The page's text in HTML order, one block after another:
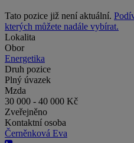
Tato pozice již není aktuální.
kterých můžete nadále vybírat.
Lokalita
Obor
Energetika
Druh pozice
Plný úvazek
Mzda
30 000 - 40 000 Kč
Zveřejněno
Kontaktní osoba
Černěnková Eva